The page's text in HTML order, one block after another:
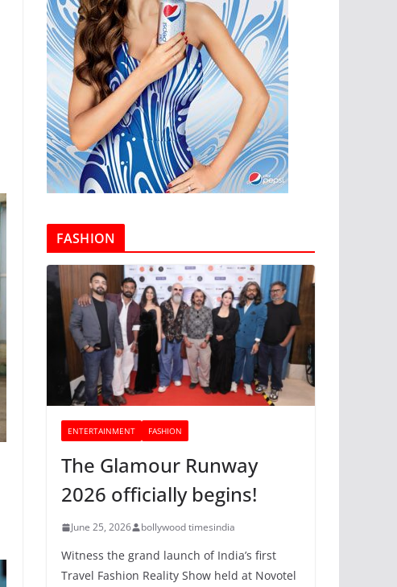
FASHION
ENTERTAINMENT FASHION
The Glamour Runway
2026 officially begins!
June 25, 2026 bollywood timesindia
Witness the grand launch of India’s first
Travel Fashion Reality Show held at Novotel